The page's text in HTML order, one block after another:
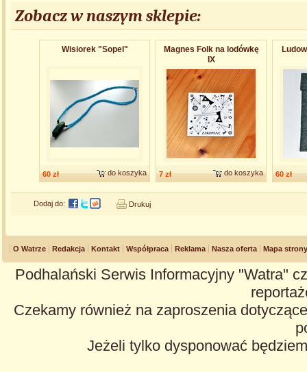
Zobacz w naszym sklepie:
Wisiorek "Sopel"
60 zł do koszyka
Magnes Folk na lodówkę
IX
7 zł do koszyka 60 zł
Dodaj do: Drukuj
O Watrze Redakcja Kontakt Współpraca Reklama Nasza oferta Mapa strony
Podhalański Serwis Informacyjny "Watra"
Czekamy również na zaproszenia
Jeżeli tylko dysponować